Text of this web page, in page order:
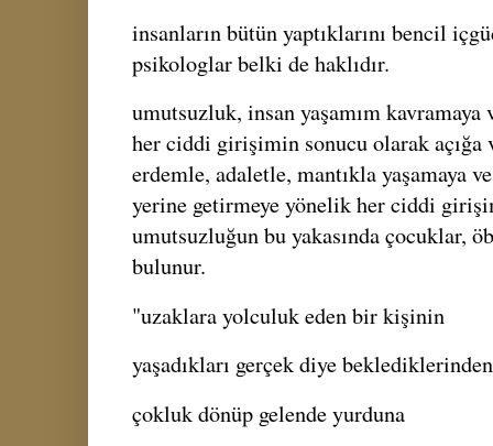
insanların bütün yaptıklarını bencil
psikologlar belki de haklıdır.
umutsuzluk, insan yaşamım kavramaya
her ciddi girişimin sonucu olarak
erdemle, adaletle, mantıkla yaşamaya
yerine getirmeye yönelik her ciddi
umutsuzluğun bu yakasında çocuklar,
bulunur.
"uzaklara yolculuk eden bir kişinin
yaşadıkları gerçek diye
çokluk dönüp gelende yurduna